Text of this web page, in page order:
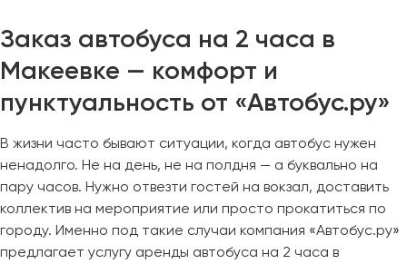
Заказ автобуса на 2 часа в
Макеевке — комфорт и
пунктуальность от «Автобус.ру»
В жизни часто бывают ситуации, когда автобус нужен
ненадолго. Не на день, не на полдня — а буквально на
пару часов. Нужно отвезти гостей на вокзал, доставить
коллектив на мероприятие или просто прокатиться по
городу. Именно под такие случаи компания «Автобус.ру»
предлагает услугу аренды автобуса на 2 часа в